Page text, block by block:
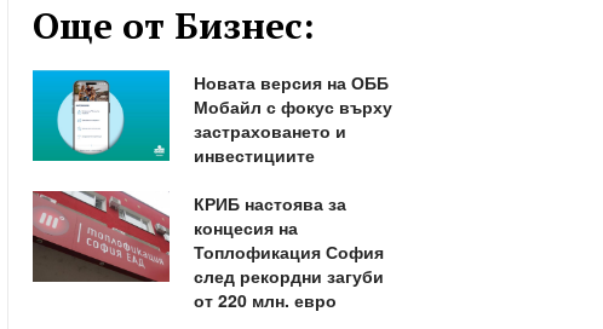
Още от Бизнес:
Новата версия на ОББ
Мобайл с фокус върху
застраховането и
инвестициите
КРИБ настоява за
концесия на
Топлофикация София
след рекордни загуби
от 220 млн. евро